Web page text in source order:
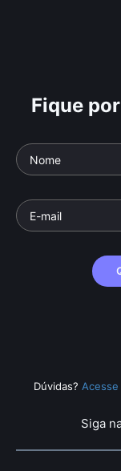
Fique
Dúvidas? Acesse
Siga